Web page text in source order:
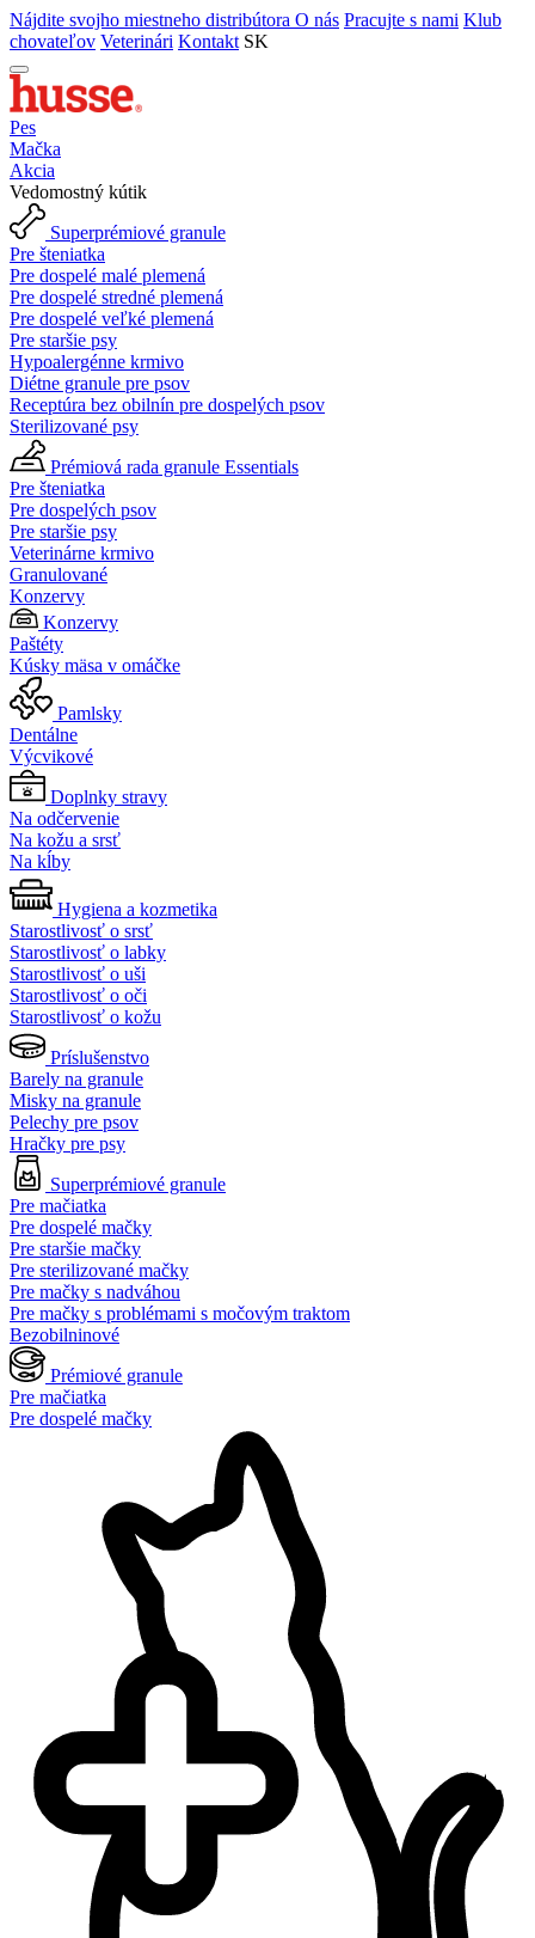
Nájdite svojho miestneho distribútora O nás Pracujte s nami Klub
chovateľov Veterinári Kontakt SK
Pes
Mačka
Akcia
Vedomostný kútik
Superprémiové granule
Pre šteniatka
Pre dospelé malé plemená
Pre dospelé stredné plemená
Pre dospelé veľké plemená
Pre staršie psy
Hypoalergénne krmivo
Diétne granule pre psov
Receptúra bez obilnín pre dospelých psov
Sterilizované psy
Prémiová rada granule Essentials
Pre šteniatka
Pre dospelých psov
Pre staršie psy
Veterinárne krmivo
Granulované
Konzervy
Konzervy
Paštéty
Kúsky mäsa v omáčke
Pamlsky
Dentálne
Výcvikové
Doplnky stravy
Na odčervenie
Na kožu a srsť
Na kĺby
Hygiena a kozmetika
Starostlivosť o srsť
Starostlivosť o labky
Starostlivosť o uši
Starostlivosť o oči
Starostlivosť o kožu
Príslušenstvo
Barely na granule
Misky na granule
Pelechy pre psov
Hračky pre psy
Superprémiové granule
Pre mačiatka
Pre dospelé mačky
Pre staršie mačky
Pre sterilizované mačky
Pre mačky s nadváhou
Pre mačky s problémami s močovým traktom
Bezobilninové
Prémiové granule
Pre mačiatka
Pre dospelé mačky